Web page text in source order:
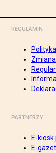
REGULAMIN
PARTNERZY
E-
E-